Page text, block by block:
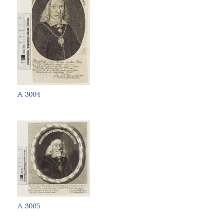
A 3004
A 3005